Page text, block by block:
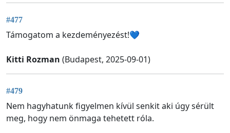
#477
Támogatom a kezdeményezést!💙
Kitti Rozman (Budapest, 2025-09-01)
#479
Nem hagyhatunk figyelmen kívül senkit aki úgy sérült
meg, hogy nem önmaga tehetett róla.